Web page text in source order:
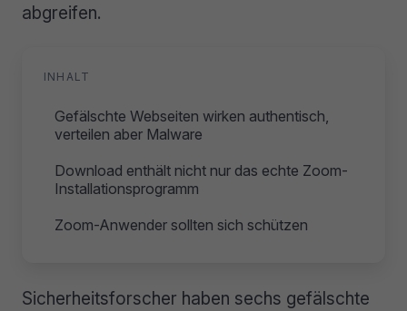
abgreifen.
INHALT
Gefälschte Webseiten wirken authentisch,
verteilen aber Malware
Download enthält nicht nur das echte Zoom-
Installationsprogramm
Zoom-Anwender sollten sich schützen
Sicherheitsforscher haben sechs gefälschte